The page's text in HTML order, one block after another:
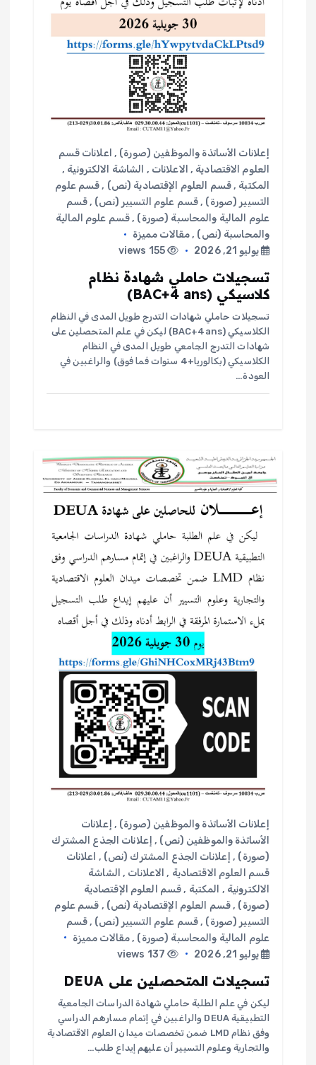
إعلانات الأساتذة والموظفين (صورة) , اعلانات قسم
العلوم الاقتصادية , الاعلانات , الشاشة الالكترونية ,
المكتبة ,قسم العلوم الإقتصادية (نص) ,قسم علوم
التسيير (صورة) ,قسم علوم التسيير (نص) ,قسم
علوم المالية والمحاسبة (صورة) ,قسم علوم المالية
والمحاسبة (نص) ,مقالات مميزة
يوليو 21, 2026
155 views
تسجيلات حاملي شهادة نظام
كلاسيكي (BAC+4 ans)
تسجيلات حاملي شهادات التدرج طويل المدى في النظام
الكلاسيكي (BAC+4ans) ليكن في علم المتحصلين على
شهادات التدرج الجامعي طويل المدى في النظام
الكلاسيكي (بكالوريا+4 سنوات فما فوق) والراغبين في
العودة…
إعلانات الأساتذة والموظفين (صورة) , إعلانات
الأساتذة والموظفين (نص) , إعلانات الجذع المشترك
(صورة) , إعلانات الجذع المشترك (نص) , اعلانات
قسم العلوم الاقتصادية , الاعلانات , الشاشة
الالكترونية , المكتبة ,قسم العلوم الإقتصادية
(صورة) ,قسم العلوم الإقتصادية (نص) , قسم علوم
التسيير (صورة) ,قسم علوم التسيير (نص) ,قسم
علوم المالية والمحاسبة (صورة) ,مقالات مميزة
يوليو 21, 2026
137 views
تسجيلات المتحصلين على DEUA
ليكن في علم الطلبة حاملي شهادة الدراسات الجامعية
التطبيقية DEUA والراغبين في إتمام مسارهم الدراسي
وفق نظام LMD ضمن تخصصات ميدان العلوم الاقتصادية
والتجارية وعلوم التسيير أن عليهم إيداع طلب…